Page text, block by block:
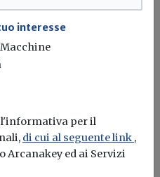
interesse
per il
di cui al seguente link ,
ed ai Servizi